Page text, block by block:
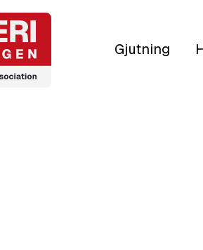
Gjutning